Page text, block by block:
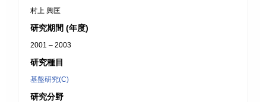
村上 興匡
研究期間 (年度)
2001 – 2003
研究種目
基盤研究(C)
研究分野